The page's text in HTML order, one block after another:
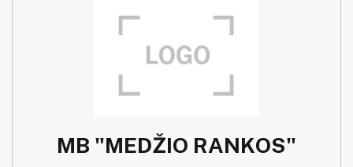
MB "MEDŽIO RANKOS"